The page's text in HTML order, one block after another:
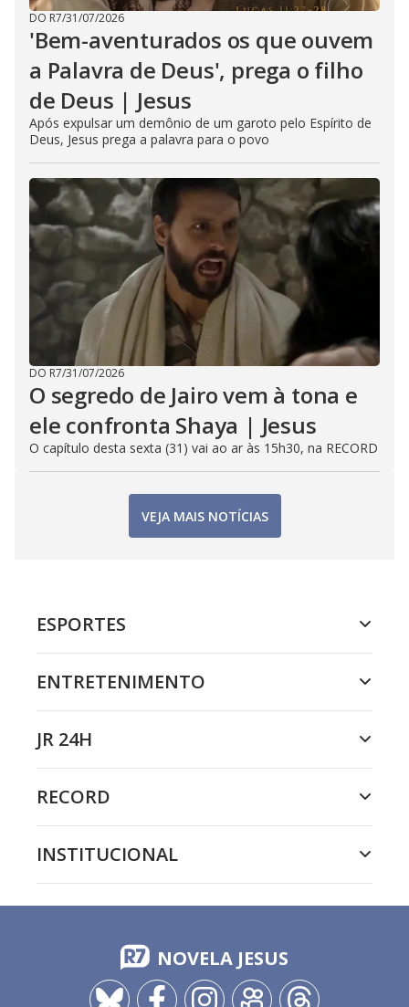
DO R7/31/07/2026
'Bem-aventurados os que ouvem
a Palavra de Deus', prega o filho
de Deus | Jesus
Após expulsar um demônio de um garoto pelo Espírito de
Deus, Jesus prega a palavra para o povo
DO R7/31/07/2026
O segredo de Jairo vem à tona e
ele confronta Shaya | Jesus
O capítulo desta sexta (31) vai ao ar às 15h30, na RECORD
VEJA MAIS NOTÍCIAS
ESPORTES
ENTRETENIMENTO
JR 24H
RECORD
INSTITUCIONAL
NOVELA JESUS